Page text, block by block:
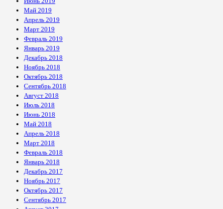
Май 2019
Апрель 2019
Март 2019
Февраль 2019
Январь 2019
Декабрь 2018
Ноябрь 2018
Октябрь 2018
Сентябрь 2018
Август 2018
Июль 2018
Июнь 2018
Май 2018
Апрель 2018
Март 2018
Февраль 2018
Январь 2018
Декабрь 2017
Ноябрь 2017
Октябрь 2017
Сентябрь 2017